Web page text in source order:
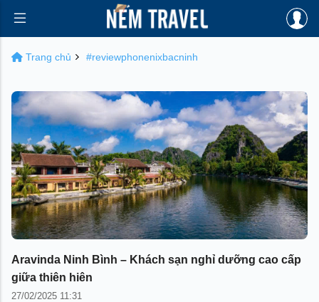
Trang chủ #reviewphonenixbacninh
Aravinda Ninh Bình – Khách sạn nghỉ dưỡng cao cấp
giữa thiên hiên
27/02/2025 11:31